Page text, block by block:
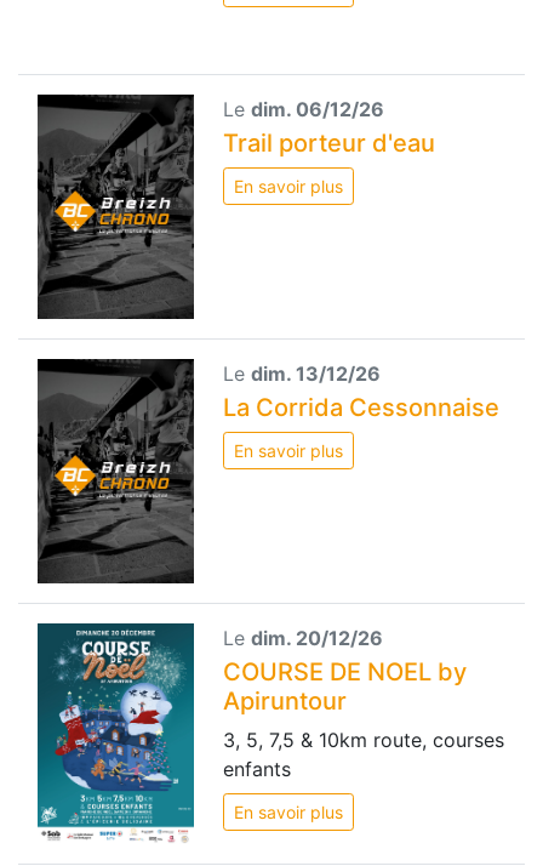
Le dim. 06/12/26
Trail porteur d'eau
En savoir plus
Le dim. 13/12/26
La Corrida Cessonnaise
En savoir plus
Le dim. 20/12/26
COURSE DE NOEL by
Apiruntour
3, 5, 7,5 & 10km route, courses
enfants
En savoir plus